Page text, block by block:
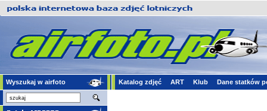
Wyszukaj w airfoto Katalog zdjęć ART Klub Dane statków